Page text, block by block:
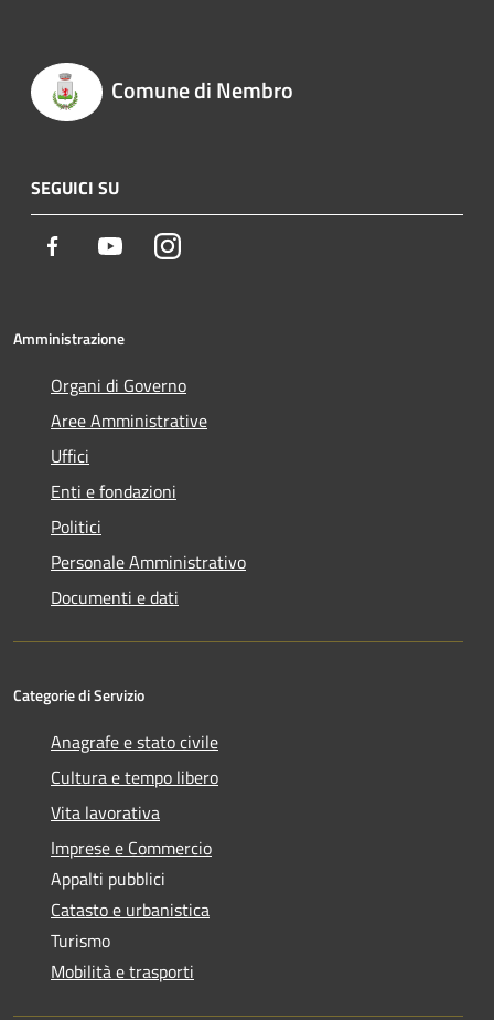
Comune di Nembro
SEGUICI SU
Facebook YoutubeInstagram
Amministrazione
Organi di Governo
Aree Amministrative
Uffici
Enti e fondazioni
Politici
Personale Amministrativo
Documenti e dati
Categorie di Servizio
Anagrafe e stato civile
Cultura e tempo libero
Vita lavorativa
Imprese e Commercio
Appalti pubblici
Catasto e urbanistica
Turismo
Mobilità e trasporti